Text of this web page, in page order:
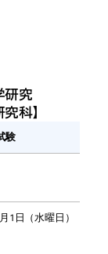
研究
科】
験
1日（水曜日）（必